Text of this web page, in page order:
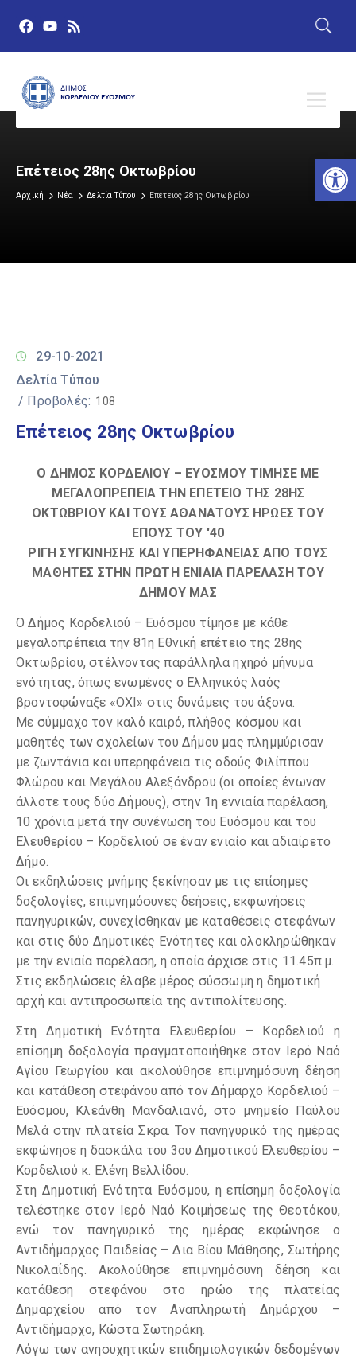
Επέτειος 28ης Οκτωβρίου
Αρχική Νέα Δελτία Τύπου Επέτειος 28ης Οκτωβρίου
29-10-2021
Δελτία Τύπου
/ Προβολές: 108
Επέτειος 28ης Οκτωβρίου
Ο ΔΗΜΟΣ ΚΟΡΔΕΛΙΟΥ – ΕΥΟΣΜΟΥ ΤΙΜΗΣΕ ΜΕ
ΜΕΓΑΛΟΠΡΕΠΕΙΑ ΤΗΝ ΕΠΕΤΕΙΟ ΤΗΣ 28ΗΣ
ΟΚΤΩΒΡΙΟΥ ΚΑΙ ΤΟΥΣ ΑΘΑΝΑΤΟΥΣ ΗΡΩΕΣ ΤΟΥ
ΕΠΟΥΣ ΤΟΥ '40
ΡΙΓΗ ΣΥΓΚΙΝΗΣΗΣ ΚΑΙ ΥΠΕΡΗΦΑΝΕΙΑΣ ΑΠΟ ΤΟΥΣ
ΜΑΘΗΤΕΣ ΣΤΗΝ ΠΡΩΤΗ ΕΝΙΑΙΑ ΠΑΡΕΛΑΣΗ ΤΟΥ
ΔΗΜΟΥ ΜΑΣ
Ο Δήμος Κορδελιού – Ευόσμου τίμησε με κάθε
μεγαλοπρέπεια την 81η Εθνική επέτειο της 28ης
Οκτωβρίου, στέλνοντας παράλληλα ηχηρό μήνυμα
ενότητας, όπως ενωμένος ο Ελληνικός λαός
βροντοφώναξε «ΟΧΙ» στις δυνάμεις του άξονα.
Με σύμμαχο τον καλό καιρό, πλήθος κόσμου και
μαθητές των σχολείων του Δήμου μας πλημμύρισαν
με ζωντάνια και υπερηφάνεια τις οδούς Φιλίππου
Φλώρου και Μεγάλου Αλεξάνδρου (οι οποίες ένωναν
άλλοτε τους δύο Δήμους), στην 1η εννιαία παρέλαση,
10 χρόνια μετά την συνένωση του Ευόσμου και του
Ελευθερίου – Κορδελιού σε έναν ενιαίο και αδιαίρετο
Δήμο.
Οι εκδηλώσεις μνήμης ξεκίνησαν με τις επίσημες
δοξολογίες, επιμνημόσυνες δεήσεις, εκφωνήσεις
πανηγυρικών, συνεχίσθηκαν με καταθέσεις στεφάνων
και στις δύο Δημοτικές Ενότητες και ολοκληρώθηκαν
με την ενιαία παρέλαση, η οποία άρχισε στις 11.45π.μ.
Στις εκδηλώσεις έλαβε μέρος σύσσωμη η δημοτική
αρχή και αντιπροσωπεία της αντιπολίτευσης.
Στη Δημοτική Ενότητα Ελευθερίου – Κορδελιού η
επίσημη δοξολογία πραγματοποιήθηκε στον Ιερό Ναό
Αγίου Γεωργίου και ακολούθησε επιμνημόσυνη δέηση
και κατάθεση στεφάνου από τον Δήμαρχο Κορδελιού –
Ευόσμου, Κλεάνθη Μανδαλιανό, στο μνημείο Παύλου
Μελά στην πλατεία Σκρα. Τον πανηγυρικό της ημέρας
εκφώνησε η δασκάλα του 3ου Δημοτικού Ελευθερίου –
Κορδελιού κ. Ελένη Βελλίδου.
Στη Δημοτική Ενότητα Ευόσμου, η επίσημη δοξολογία
τελέστηκε στον Ιερό Ναό Κοιμήσεως της Θεοτόκου,
ενώ τον πανηγυρικό της ημέρας εκφώνησε ο
Αντιδήμαρχος Παιδείας – Δια Βίου Μάθησης, Σωτήρης
Νικολαΐδης. Ακολούθησε επιμνημόσυνη δέηση και
κατάθεση στεφάνου στο ηρώο της πλατείας
Δημαρχείου από τον Αναπληρωτή Δημάρχου –
Αντιδήμαρχο, Κώστα Σωτηράκη.
Λόγω των ανησυχητικών επιδημιολογικών δεδομένων